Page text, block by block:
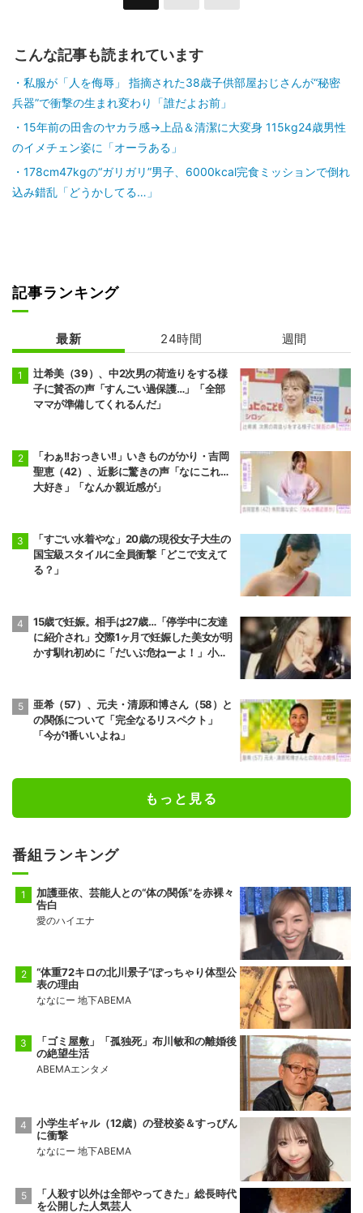
こんな記事も読まれています
私服が「人を侮辱」 指摘された38歳子供部屋おじさんが“秘密
兵器”で衝撃の生まれ変わり「誰だよお前」
15年前の田舎のヤカラ感→上品＆清潔に大変身 115kg24歳男性
のイメチェン姿に「オーラある」
178cm47kgの“ガリガリ”男子、6000kcal完食ミッションで倒れ
込み錯乱「どうかしてる…」
記事ランキング
最新 24時間 週間
辻希美（39）、中2次男の荷造りをする様
子に賛否の声「すんごい過保護…」「全部
ママが準備してくれるんだ」
「わぁ!!おっきい!!」いきものがかり・吉岡
聖恵（42）、近影に驚きの声「なにこれ…
大好き」「なんか親近感が」
「すごい水着やな」20歳の現役女子大生の
国宝級スタイルに全員衝撃「どこで支えて
る？」
15歳で妊娠。相手は27歳…「停学中に友達
に紹介され」交際1ヶ月で妊娠した美女が明
かす馴れ初めに「だいぶ危ねーよ！」小森
亜希（57）、元夫・清原和博さん（58）と
の関係について「完全なるリスペクト」
「今が1番いいよね」
もっと見る
番組ランキング
加護亜依、芸能人との“体の関係”を赤裸々
告白
愛のハイエナ
“体重72キロの北川景子”ぽっちゃり体型公
表の理由
ななにー 地下ABEMA
「ゴミ屋敷」「孤独死」布川敏和の離婚後
の絶望生活
ABEMAエンタメ
小学生ギャル（12歳）の登校姿＆すっぴん
に衝撃
ななにー 地下ABEMA
「人殺す以外は全部やってきた」総長時代
を公開した人気芸人